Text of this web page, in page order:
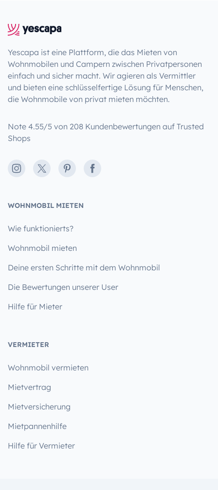
Yescapa ist eine Plattform, die das Mieten von
Wohnmobilen und Campern zwischen Privatpersonen
einfach und sicher macht. Wir agieren als Vermittler
und bieten eine schlüsselfertige Lösung für Menschen,
die Wohnmobile von privat mieten möchten.
Note 4.55/5 von 208 Kundenbewertungen auf Trusted
Shops
Instagram
X PinterestFacebook
WOHNMOBIL MIETEN
Wie funktionierts?
Wohnmobil mieten
Deine ersten Schritte mit dem Wohnmobil
Die Bewertungen unserer User
Hilfe für Mieter
VERMIETER
Wohnmobil vermieten
Mietvertrag
Mietversicherung
Mietpannenhilfe
Hilfe für Vermieter